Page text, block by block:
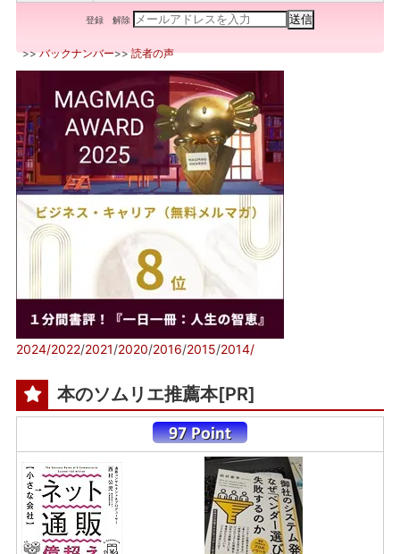
登録 解除
>>バックナンバー>>読者の声
2024/2022/2021/2020/2016/2015/2014/
本のソムリエ推薦本[PR]